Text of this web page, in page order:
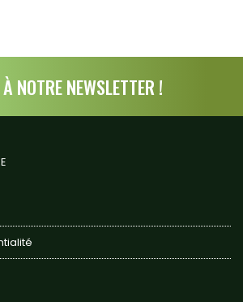
NOTRE NEWSLETTER !